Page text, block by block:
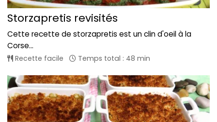
Storzapretis revisités
Cette recette de storzapretis est un clin d'oeil à la
Corse...
Recette facile Temps total : 48 min